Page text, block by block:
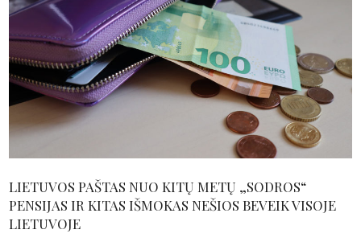
LIETUVOS PAŠTAS NUO KITŲ METŲ „SODROS“
PENSIJAS IR KITAS IŠMOKAS NEŠIOS BEVEIK VISOJE
LIETUVOJE